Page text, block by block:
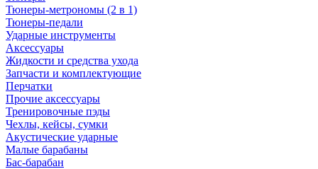
Тюнеры-метрономы (2 в 1)
Тюнеры-педали
Ударные инструменты
Аксессуары
Жидкости и средства ухода
Запчасти и комплектующие
Перчатки
Прочие аксессуары
Тренировочные пэды
Чехлы, кейсы, сумки
Акустические ударные
Mалые барабаны
Бас-барабан